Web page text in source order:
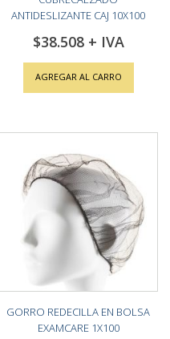
ANTIDESLIZANTE CAJ 10X100
$38.508
AGREGAR AL CARRO
GORRO REDECILLA EN BOLSA
EXAMCARE 1X100